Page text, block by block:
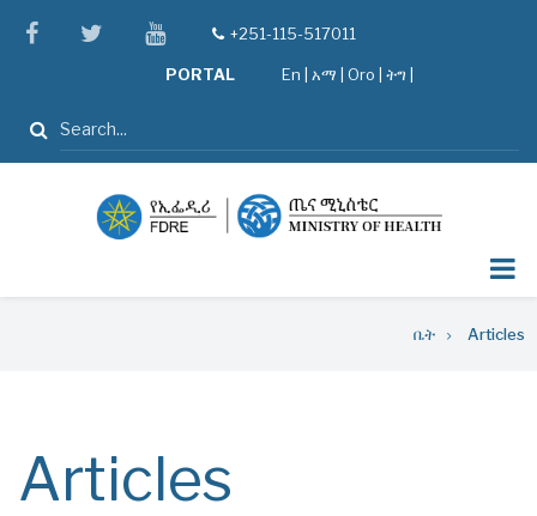
facebooktwitteryoutube
tel+251-115-517011
PORTAL En አማ Oro ትግ |
ፈልግ
ቤት Articles
Articles